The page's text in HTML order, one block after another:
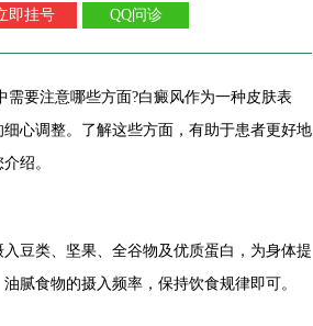
即挂号 QQ问诊
要注意哪些方面?白癜风作为一种皮肤表
心调整。了解这些方面，有助于患者更好地
绍。
类、坚果、全谷物及优质蛋白，为身体提
腻食物的摄入频率，保持饮食规律即可。